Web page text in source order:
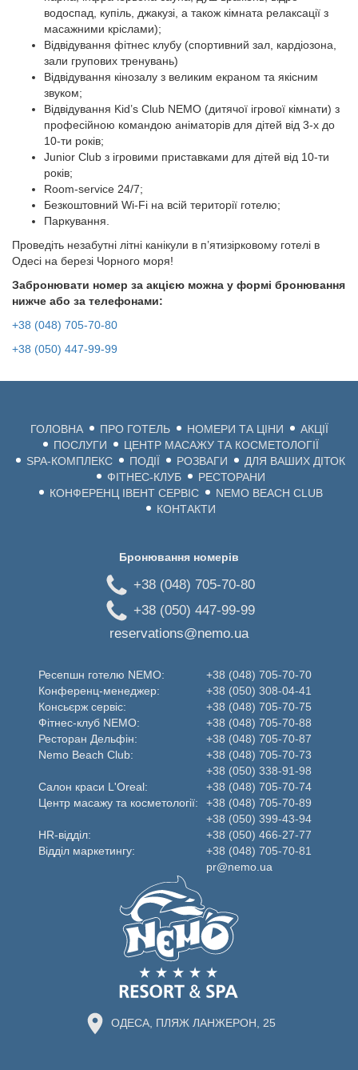
водоспад, купіль, джакузі, а також кімната релаксації з
масажними кріслами);
Відвідування фітнес клубу (спортивний зал, кардіозона,
зали групових тренувань)
Відвідування кінозалу з великим екраном та якісним
звуком;
Відвідування Kid’s Club NEMO (дитячої ігрової кімнати) з
професійною командою аніматорів для дітей від 3-х до
10-ти років;
Junior Club з ігровими приставками для дітей від 10-ти
років;
Room-service 24/7;
Безкоштовний Wi-Fi на всій території готелю;
Паркування.
Проведіть незабутні літні канікули в п’ятизірковому готелі в
Одесі на березі Чорного моря!
Забронювати номер за акцією можна у формі бронювання
нижче або за телефонами:
+38 (048) 705-70-80
+38 (050) 447-99-99
ГОЛОВНА ПРО ГОТЕЛЬ НОМЕРИ ТА ЦІНИ
АКЦІЇ
ПОСЛУГИ
ЦЕНТР МАСАЖУ ТА КОСМЕТОЛОГІЇ
SPA-КОМПЛЕКС
ПОДІЇ РОЗВАГИ
ДЛЯ ВАШИХ ДІТОК
ФІТНЕС-КЛУБ
РЕСТОРАНИ
КОНФЕРЕНЦ ІВЕНТ СЕРВІС
NEMO BEACH CLUB
КОНТАКТИ
Бронювання номерів
+38 (048) 705-70-80
+38 (050) 447-99-99
reservations@nemo.ua
Ресепшн готелю NEMO:
+38 (048) 705-70-70
Конференц-менеджер:
+38 (050) 308-04-41
Консьєрж сервіс:
+38 (048) 705-70-75
Фітнес-клуб NEMO:
+38 (048) 705-70-88
Ресторан Дельфін:
+38 (048) 705-70-87
Nemo Beаch Club:
+38 (048) 705-70-73
+38 (050) 338-91-98
Салон краси L'Oreal:
+38 (048) 705-70-74
Центр масажу та косметології:
+38 (048) 705-70-89
+38 (050) 399-43-94
HR-відділ:
+38 (050) 466-27-77
Відділ маркетингу:
+38 (048) 705-70-81
pr@nemo.ua
ОДЕСА, ПЛЯЖ ЛАНЖЕРОН, 25